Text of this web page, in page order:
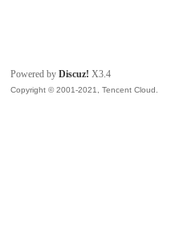
Powered byDiscuz! X3.4
Copyright © 2001-2021, Tencent Cloud.